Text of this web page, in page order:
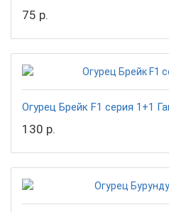
75 р.
Огурец Брейк F1 серия 1+1
130 р.